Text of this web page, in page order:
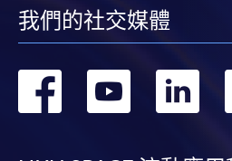
我們的社交媒體
轉 轉